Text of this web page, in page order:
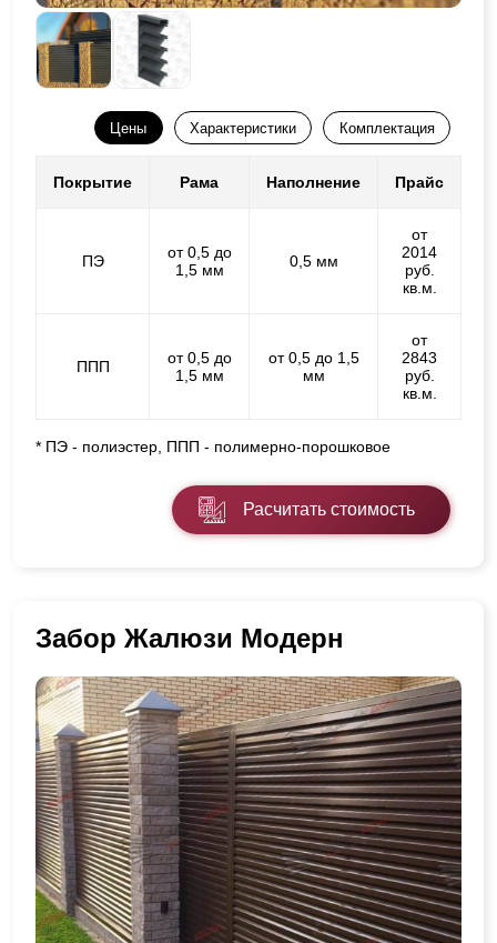
Цены Характеристики Комплектация
Покрытие Рама Наполнение Прайс
ПЭ
от 0,5 до
1,5 мм
0,5 мм
от
2014
руб.
кв.м.
ППП
от 0,5 до
1,5 мм
от 0,5 до 1,5
мм
от
2843
руб.
кв.м.
* ПЭ - полиэстер, ППП - полимерно-порошковое
Расчитать стоимость
Забор Жалюзи Модерн